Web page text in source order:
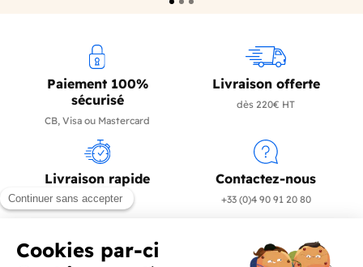
Paiement 100%
sécurisé
CB, Visa ou Mastercard
Livraison offerte
dès 220€ HT
Livraison rapide
en 24/72h
Contactez-nous
+33 (0)4 90 91 20 80